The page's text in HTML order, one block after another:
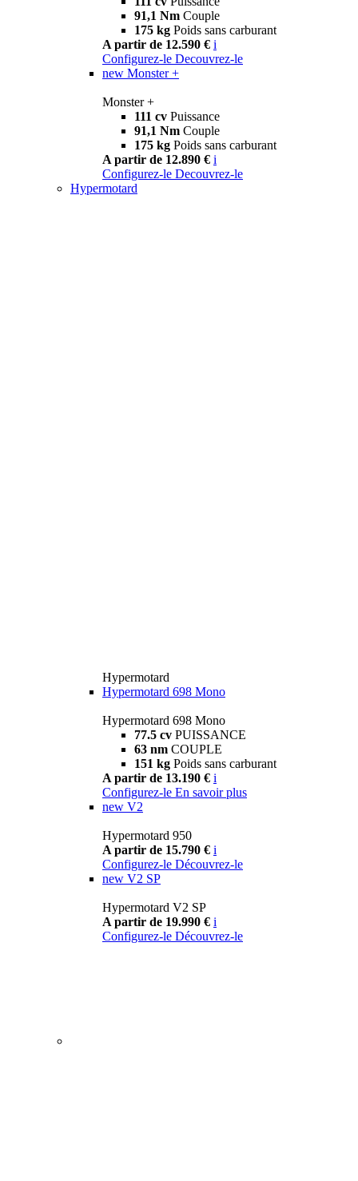
91,1 Nm Couple
175 kg Poids sans carburant
A partir de 12.590 € i
Configurez-le Decouvrez-le
new Monster +
Monster +
111 cv Puissance
91,1 Nm Couple
175 kg Poids sans carburant
A partir de 12.890 € i
Configurez-le Decouvrez-le
Hypermotard
Hypermotard
Hypermotard 698 Mono
Hypermotard 698 Mono
77.5 cv PUISSANCE
63 nm COUPLE
151 kg Poids sans carburant
A partir de 13.190 € i
Configurez-le En savoir plus
new V2
Hypermotard 950
A partir de 15.790 € i
Configurez-le Découvrez-le
new V2 SP
Hypermotard V2 SP
A partir de 19.990 € i
Configurez-le Découvrez-le